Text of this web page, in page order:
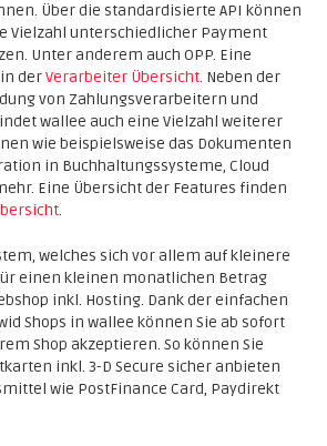
Über die standardisierte API können
Vielzahl unterschiedlicher Payment
Unter anderem auch OPP. Eine
derVerarbeiter Übersicht. Neben der
von Zahlungsverarbeitern und
wallee auch eine Vielzahl weiterer
wie beispielsweise das Dokumenten
in Buchhaltungssysteme, Cloud
Eine Übersicht der Features finden
.
welches sich vor allem auf kleinere
einen kleinen monatlichen Betrag
inkl. Hosting. Dank der einfachen
Shops in wallee können Sie ab sofort
Shop akzeptieren. So können Sie
inkl. 3-D Secure sicher anbieten
wie PostFinance Card, Paydirekt